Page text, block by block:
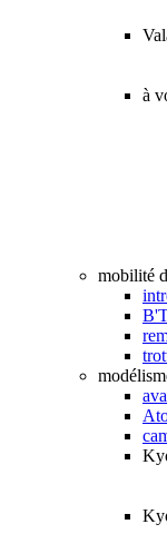
à
mobilité